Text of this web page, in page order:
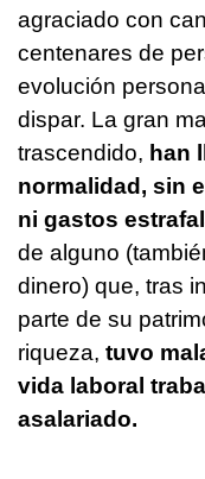
agraciado con
centenares de
evolución
dispar. La gran
trascendido, han
normalidad, sin
ni gastos
de alguno
dinero) que, tras
parte de su
riqueza, tuvo
vida laboral
asalariado.